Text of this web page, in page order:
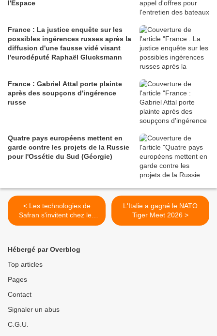
l'Espace
France : La justice enquête sur les
possibles ingérences russes après la
diffusion d'une fausse vidé visant
l'eurodéputé Raphaël Glucksmann
France : Gabriel Attal porte plainte
après des soupçons d'ingérence
russe
Quatre pays européens mettent en
garde contre les projets de la Russie
pour l'Ossétie du Sud (Géorgie)
< Les technologies de
Safran s'invitent chez les
drones de Baykar
L'Italie a gagné le NATO
Tiger Meet 2026 >
Hébergé par Overblog
Top articles
Pages
Contact
Signaler un abus
C.G.U.